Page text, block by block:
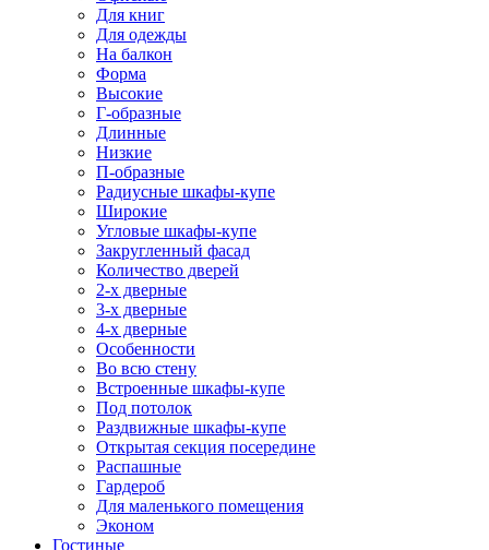
Для книг
Для одежды
На балкон
Форма
Высокие
Г-образные
Длинные
Низкие
П-образные
Радиусные шкафы-купе
Широкие
Угловые шкафы-купе
Закругленный фасад
Количество дверей
2-х дверные
3-х дверные
4-х дверные
Особенности
Во всю стену
Встроенные шкафы-купе
Под потолок
Раздвижные шкафы-купе
Открытая секция посередине
Распашные
Гардероб
Для маленького помещения
Эконом
Гостиные